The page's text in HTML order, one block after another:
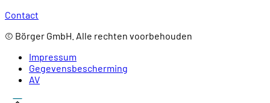
Contact
© Börger GmbH. Alle rechten voorbehouden
Impressum
Gegevensbescherming
AV